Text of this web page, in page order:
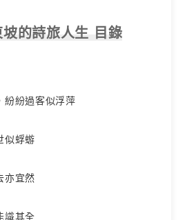
的詩旅人生 目錄
紛過客似浮萍
蜉蝣
宜然
其全